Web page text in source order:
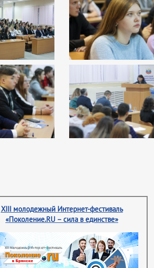
XIII молодежный Интернет-фестиваль
«Поколение.RU – сила в единстве»